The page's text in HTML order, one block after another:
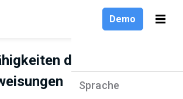
Demo
Produkte
Sprache
Sprache
der Software für